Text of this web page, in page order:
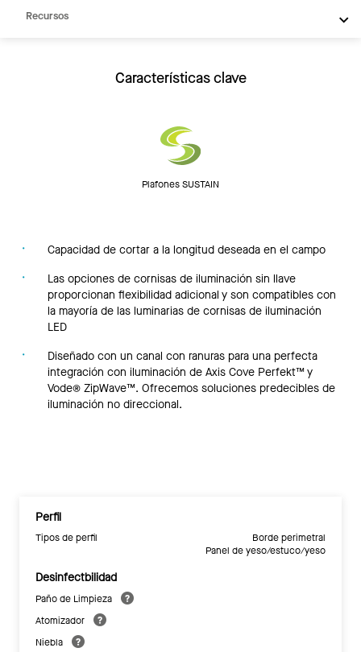
Recursos
Características clave
Plafones SUSTAIN
Capacidad de cortar a la longitud deseada en el campo
Las opciones de cornisas de iluminación sin llave
proporcionan flexibilidad adicional y son compatibles con
la mayoría de las luminarias de cornisas de iluminación
LED
Diseñado con un canal con ranuras para una perfecta
integración con iluminación de Axis Cove Perfekt™ y
Vode® ZipWave™. Ofrecemos soluciones predecibles de
iluminación no direccional.
Perfil
Tipos de perfil
Borde perimetral
Panel de yeso/estuco/yeso
Desinfectbilidad
Paño de Limpieza
Atomizador
Niebla